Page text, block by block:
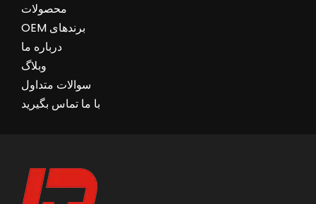
محصولات
برندهای OEM
درباره ما
وبلاگ
سوالات متداول
با ما تماس بگیرید